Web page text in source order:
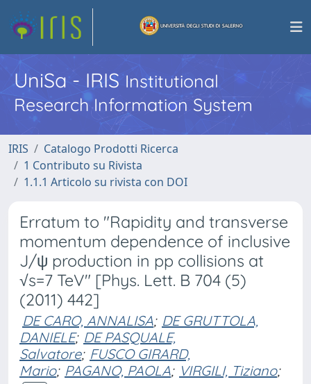
UniSa - IRISInstitutional
Research Information System
IRIS
Catalogo Prodotti Ricerca
1 Contributo su Rivista
1.1.1 Articolo su rivista con DOI
Erratum to "Rapidity and transverse
momentum dependence of inclusive
J/ψ production in pp collisions at
√s=7 TeV" [Phys. Lett. B 704 (5)
(2011) 442]
DE CARO, ANNALISA; DE GRUTTOLA,
DANIELE; DE PASQUALE,
Salvatore; FUSCO GIRARD,
Mario; PAGANO, PAOLA; VIRGILI, Tiziano;